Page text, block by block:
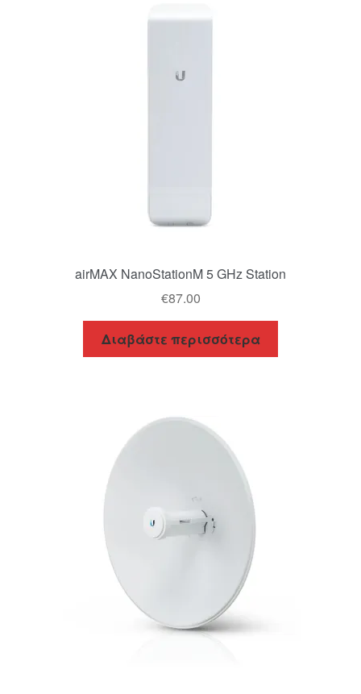
airMAX NanoStationM 5 GHz Station
€87.00
Διαβάστε περισσότερα